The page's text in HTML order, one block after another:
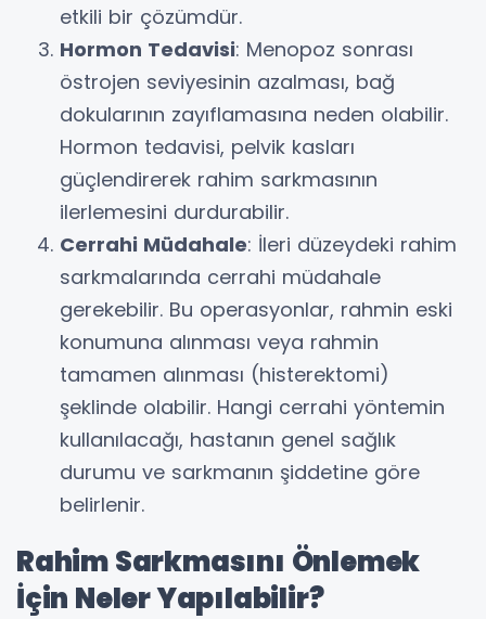
etkili bir çözümdür.
Hormon Tedavisi: Menopoz sonrası
östrojen seviyesinin azalması, bağ
dokularının zayıflamasına neden olabilir.
Hormon tedavisi, pelvik kasları
güçlendirerek rahim sarkmasının
ilerlemesini durdurabilir.
Cerrahi Müdahale: İleri düzeydeki rahim
sarkmalarında cerrahi müdahale
gerekebilir. Bu operasyonlar, rahmin eski
konumuna alınması veya rahmin
tamamen alınması (histerektomi)
şeklinde olabilir. Hangi cerrahi yöntemin
kullanılacağı, hastanın genel sağlık
durumu ve sarkmanın şiddetine göre
belirlenir.
Rahim Sarkmasını Önlemek
İçin Neler Yapılabilir?